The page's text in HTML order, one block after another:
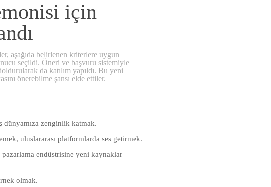
için
aşağıda belirlenen kriterlere uygun
seçildi. Öneri ve başvuru sistemiyle
da katılım yapıldı. Bu yeni
önerebilme şansı elde ettiler.
dünyamıza zenginlik katmak.
uluslararası platformlarda ses getirmek.
pazarlama endüstrisine yeni kaynaklar
olmak.